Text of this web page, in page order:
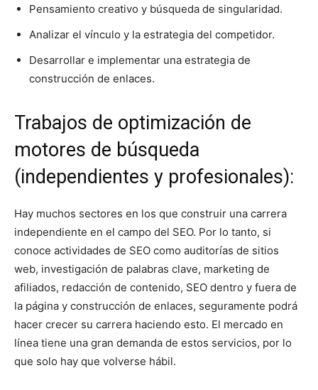
Pensamiento creativo y búsqueda de singularidad.
Analizar el vínculo y la estrategia del competidor.
Desarrollar e implementar una estrategia de
construcción de enlaces.
Trabajos de optimización de
motores de búsqueda
(independientes y profesionales):
Hay muchos sectores en los que construir una carrera
independiente en el campo del SEO. Por lo tanto, si
conoce actividades de SEO como auditorías de sitios
web, investigación de palabras clave, marketing de
afiliados, redacción de contenido, SEO dentro y fuera de
la página y construcción de enlaces, seguramente podrá
hacer crecer su carrera haciendo esto. El mercado en
línea tiene una gran demanda de estos servicios, por lo
que solo hay que volverse hábil.